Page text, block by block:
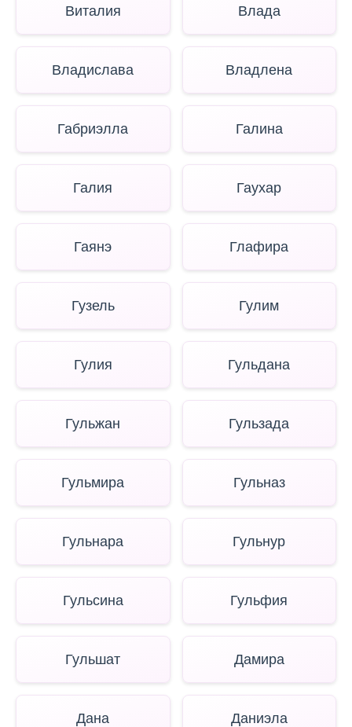
Виталия Влада
Владислава Владлена
Габриэлла Галина
Галия Гаухар
Гаянэ Глафира
Гузель Гулим
Гулия Гульдана
Гульжан Гульзада
Гульмира Гульназ
Гульнара Гульнур
Гульсина Гульфия
Гульшат Дамира
Дана Даниэла